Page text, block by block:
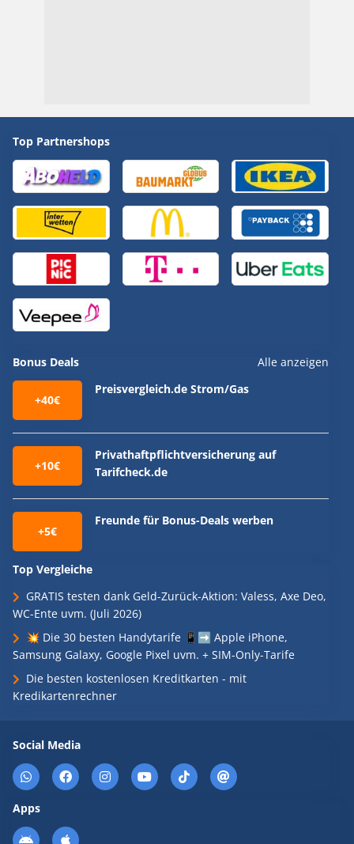
Top Partnershops
Bonus Deals Alle anzeigen
+40€
Preisvergleich.de Strom/Gas
+10€
Privathaftpflichtversicherung auf
Tarifcheck.de
+5€
Freunde für Bonus-Deals werben
Top Vergleiche
GRATIS testen dank Geld-Zurück-Aktion: Valess, Axe Deo,
WC-Ente uvm. (Juli 2026)
💥 Die 30 besten Handytarife 📱➡️ Apple iPhone,
Samsung Galaxy, Google Pixel uvm. + SIM-Only-Tarife
Die besten kostenlosen Kreditkarten - mit
Kredikartenrechner
Social Media
Apps